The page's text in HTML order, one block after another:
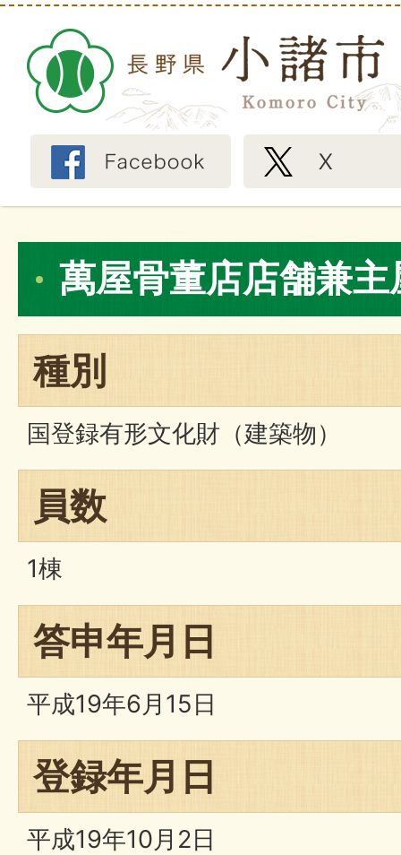
萬屋骨董店店舗兼
種別
国登録有形文化財（建築物）
員数
1棟
答申年月日
平成19年6月15日
登録年月日
平成19年10月2日